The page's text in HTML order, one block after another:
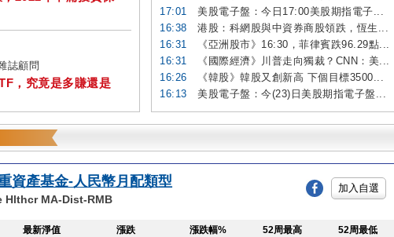
誌顧問
，究竟是多賺還是
17:01
美股電子盤：今日17:00美股期指電子...
16:38
港股：科網股與中資券商股領跌，恆生...
16:31
《亞洲股市》16:30，菲律賓跌96.29點...
16:31
《國際經濟》川普走向獨裁？CNN：美...
16:26
《韓股》韓股又創新高 下個目標3500...
16:13
美股電子盤：今(23)日美股期指電子盤...
資產基金-人民幣月配類型
Hlthcr MA-Dist-RMB
加入自選
最新淨值 漲跌 漲跌幅% 52周最高 52周最低